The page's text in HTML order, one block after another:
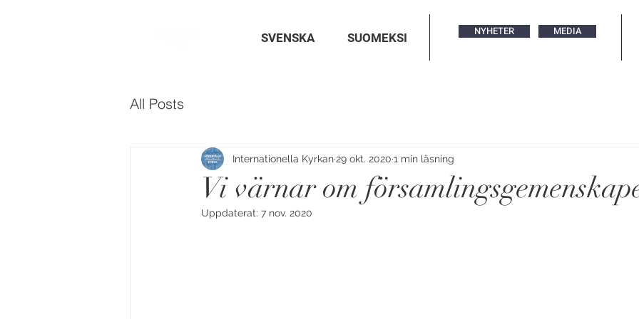
SVENSKA SUOMEKSI NYHETER MEDIA
All Posts
Vi värnar om
Internationella Kyrkan29 okt. 2020 1 min läsning
Uppdaterat: 7 nov. 2020